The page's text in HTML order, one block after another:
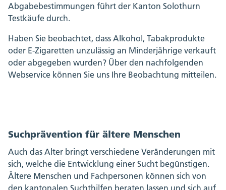
Abgabebestimmungen führt der Kanton Solothurn
Testkäufe durch.
Haben Sie beobachtet, dass Alkohol, Tabakprodukte
oder E-Zigaretten unzulässig an Minderjährige verkauft
oder abgegeben wurden? Über den nachfolgenden
Webservice können Sie uns Ihre Beobachtung mitteilen.
Suchprävention für ältere Menschen
Auch das Alter bringt verschiedene Veränderungen mit
sich, welche die Entwicklung einer Sucht begünstigen.
Ältere Menschen und Fachpersonen können sich von
den kantonalen Suchthilfen beraten lassen und sich auf